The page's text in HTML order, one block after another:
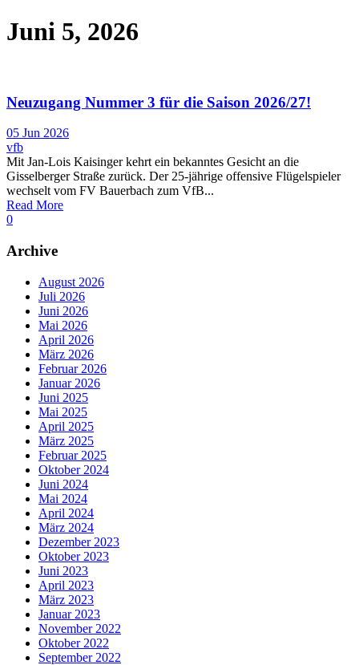
Juni 5, 2026
Neuzugang Nummer 3 für die Saison 2026/27!
05 Jun 2026
vfb
Mit Jan-Lois Kaisinger kehrt ein bekanntes Gesicht an die
Gisselberger Straße zurück. Der 25-jährige offensive Flügelspieler
wechselt vom FV Bauerbach zum VfB...
Read More
0
Archive
August 2026
Juli 2026
Juni 2026
Mai 2026
April 2026
März 2026
Februar 2026
Januar 2026
Juni 2025
Mai 2025
April 2025
März 2025
Februar 2025
Oktober 2024
Juni 2024
Mai 2024
April 2024
März 2024
Dezember 2023
Oktober 2023
Juni 2023
April 2023
März 2023
Januar 2023
November 2022
Oktober 2022
September 2022